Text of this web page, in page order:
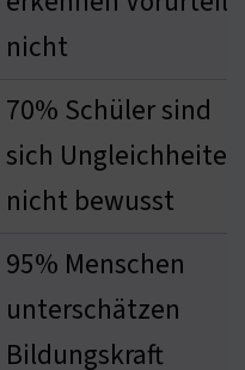
nicht
70% Schüler sind
sich Ungleichheiten
nicht bewusst
95% Menschen
unterschätzen
Bildungskraft